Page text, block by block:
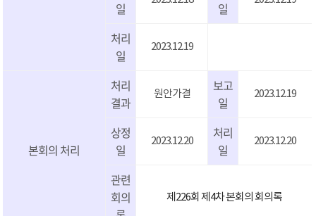
일
일
처리
일
2023.12.19
본회의 처리
처리
결과
원안가결
보고
일
2023.12.19
상정
일
2023.12.20
처리
일
2023.12.20
관련
회의
제226회 제4차 본회의 회의록